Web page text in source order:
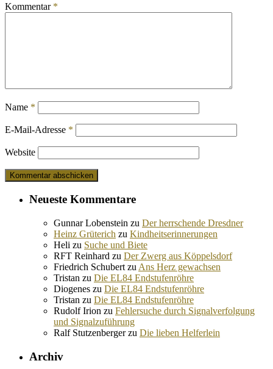
Kommentar *
Name *
E-Mail-Adresse *
Website
Neueste Kommentare
Gunnar Lobenstein zu Der herrschende Dresdner
Heinz Grüterich zu Kindheitserinnerungen
Heli zu Suche und Biete
RFT Reinhard zu Der Zwerg aus Köppelsdorf
Friedrich Schubert zu Ans Herz gewachsen
Tristan zu Die EL84 Endstufenröhre
Diogenes zu Die EL84 Endstufenröhre
Tristan zu Die EL84 Endstufenröhre
Rudolf Irion zu Fehlersuche durch Signalverfolgung
und Signalzuführung
Ralf Stutzenbergerzu Die lieben Helferlein
Archiv